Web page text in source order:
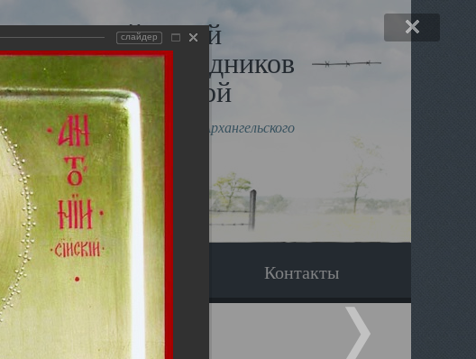
музей
и исповедников
Архангельской
благословлению митрополита Архангельского
и Холмогорского Даниила
Вопрос-ответ Контакты
слайдер